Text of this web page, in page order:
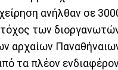
ανήλθαν σε
των
αρχαίων
τα πλέον